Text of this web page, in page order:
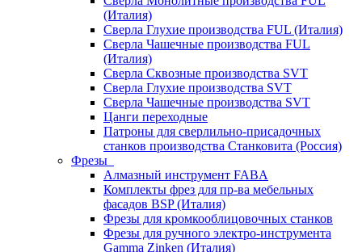
(Италия)
Сверла Глухие производства FUL (Италия)
Сверла Чашечные производства FUL
(Италия)
Сверла Сквозные производства SVT
Сверла Глухие производства SVT
Сверла Чашечные производства SVT
Цанги переходные
Патроны для сверлильно-присадочных
станков производства Станковита (Россия)
Фрезы
Алмазный инструмент FABA
Комплекты фрез для пр-ва мебельных
фасадов BSP (Италия)
Фрезы для кромкооблицовочных станков
Фрезы для ручного электро-инструмента
Gamma Zinken (Италия)